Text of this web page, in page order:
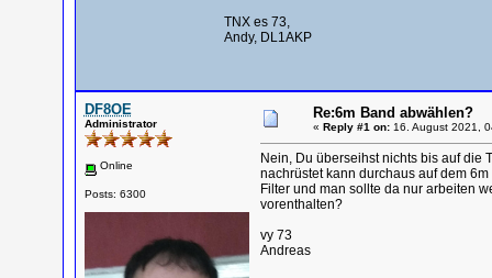
TNX es 73,
Andy, DL1AKP
DF8OE
Administrator
Online
Posts: 6300
Re:6m Band abwählen?
« Reply #1 on:16. August 2021,
Nein, Du überseihst nichts bis auf die
nachrüstet kann durchaus auf dem
Filter und man sollte da nur arbeiten
vorenthalten?
vy 73
Andreas